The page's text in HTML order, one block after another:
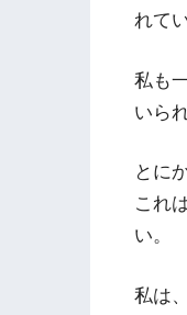
れて
私も
いら
とに
これ
い。
私は